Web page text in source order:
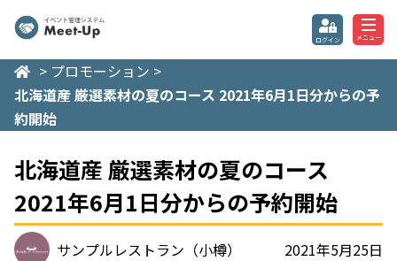
イベント管理システム
ログイン メニュー
> プロモーション >
北海道産 厳選素材の夏のコース 2021年6月1日分からの予
約開始
北海道産 厳選素材の夏のコース
2021年6月1日分からの予約開始
サンプルレストラン（小樽） 2021年5月25日